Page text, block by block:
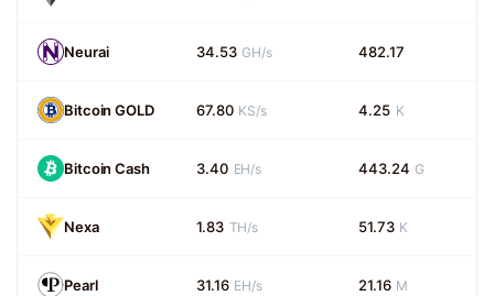
Neurai 34.53 GH/s 482.17
Bitcoin GOLD 67.80 KS/s 4.25 K
Bitcoin Cash 3.40 EH/s 443.24 G
Nexa 1.83 TH/s 51.73 K
Pearl 31.16 EH/s 21.16 M